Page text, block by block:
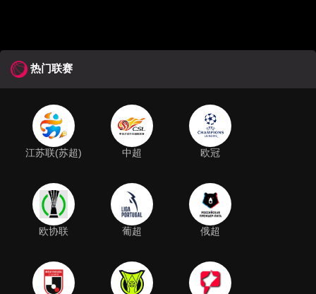
热门联赛
江苏联(苏超) 中超 欧冠
欧协联 葡超 俄超